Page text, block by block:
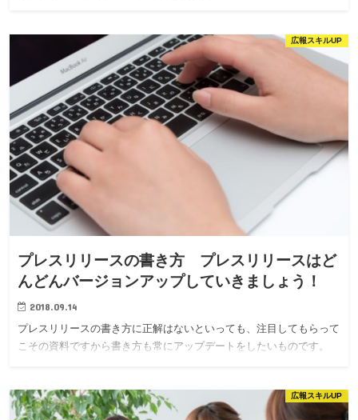
広報スキルUP
プレスリリースの書き方 プレスリリースはど
んどんバージョンアップしていきましょう！
2018.09.14
プレスリリースの書き方に正解はないといっても、注目してもらって
こその資料ですから書き方も常にアップデートをしたいものです。
広報スキルUP